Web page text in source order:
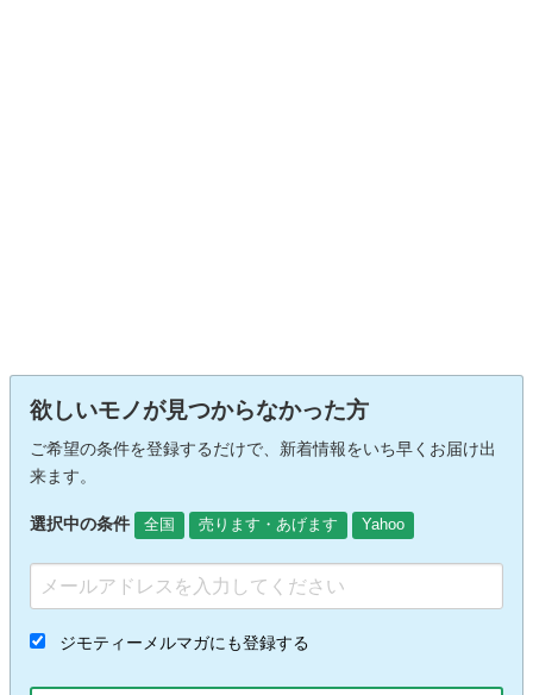
欲しいモノが見つからなかった方
ご希望の条件を登録するだけで、新着情報をいち早くお届け出
来ます。
選択中の条件 全国 売ります・あげます Yahoo
ジモティーメルマガにも登録する